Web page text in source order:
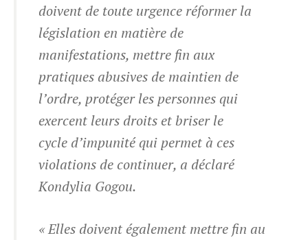
doivent de toute urgence réformer la
législation en matière de
manifestations, mettre fin aux
pratiques abusives de maintien de
l’ordre, protéger les personnes qui
exercent leurs droits et briser le
cycle d’impunité qui permet à ces
violations de continuer, a déclaré
Kondylia Gogou.
« Elles doivent également mettre fin au